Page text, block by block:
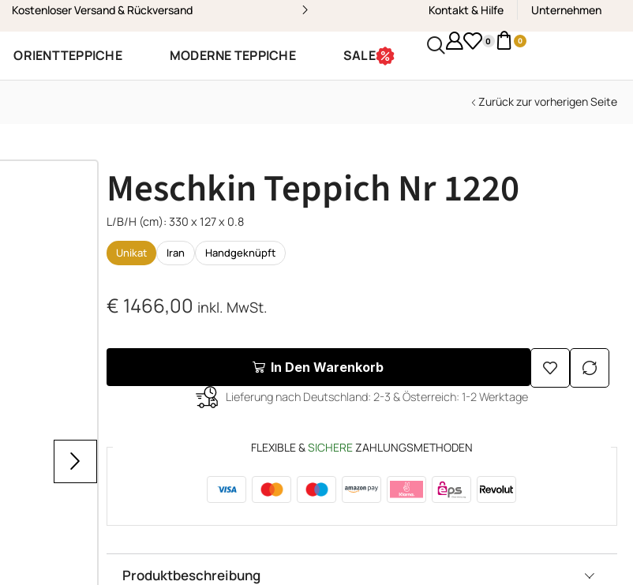
Zustellung am selben Werktag in Vorarlberg Kostenloser Versand &
Kontakt & Hilfe Unternehmen
ORIENTTEPPICHE MODERNE TEPPICHE SALE
0 0
Zurück zur vorherigen Seite
Meschkin Teppich Nr 1220
L/B/H (cm): 330 x 127 x 0.8
Unikat Iran Handgeknüpft
€ 1466,00 inkl. MwSt.
In Den Warenkorb
Lieferung nach Deutschland: 2-3 & Österreich: 1-2 Werktage
FLEXIBLE &SICHEREZAHLUNGSMETHODEN
Produktbeschreibung